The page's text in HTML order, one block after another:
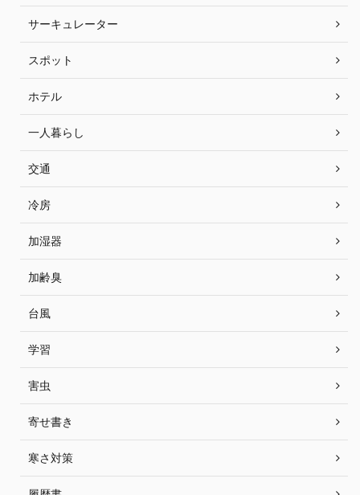
サーキュレーター
スポット
ホテル
一人暮らし
交通
冷房
加湿器
加齢臭
台風
学習
害虫
寄せ書き
寒さ対策